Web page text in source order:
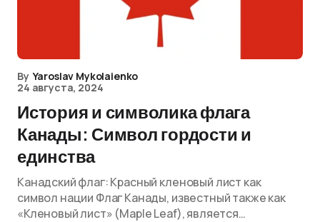
By Yaroslav Mykolaienko
24 августа, 2024
История и символика флага
Канады: Символ гордости и
единства
Канадский флаг: Красный кленовый лист как
символ нации Флаг Канады, известный также как
«Кленовый лист» (Maple Leaf), является…